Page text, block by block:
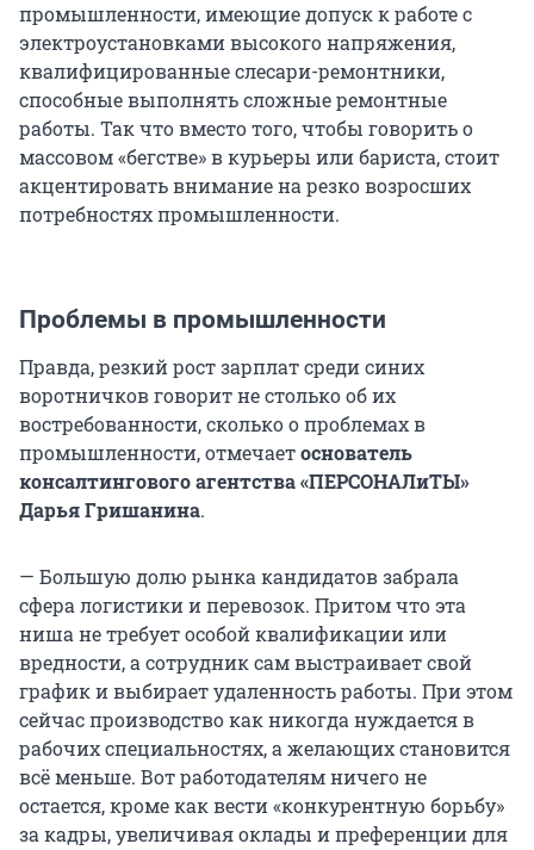
промышленности, имеющие допуск к работе с
электроустановками высокого напряжения,
квалифицированные слесари-ремонтники,
способные выполнять сложные ремонтные
работы. Так что вместо того, чтобы говорить о
массовом «бегстве» в курьеры или бариста, стоит
акцентировать внимание на резко возросших
потребностях промышленности.
Проблемы в промышленности
Правда, резкий рост зарплат среди синих
воротничков говорит не столько об их
востребованности, сколько о проблемах в
промышленности, отмечаетоснователь
консалтингового агентства «ПЕРСОНАЛиТЫ»
Дарья Гришанина.
— Большую долю рынка кандидатов забрала
сфера логистики и перевозок. Притом что эта
ниша не требует особой квалификации или
вредности, а сотрудник сам выстраивает свой
график и выбирает удаленность работы. При этом
сейчас производство как никогда нуждается в
рабочих специальностях, а желающих становится
всё меньше. Вот работодателям ничего не
остается, кроме как вести «конкурентную борьбу»
за кадры, увеличивая оклады и преференции для